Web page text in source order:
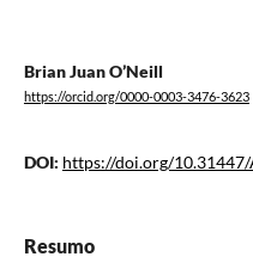
Brian Juan O’Neill
https://orcid.org/0000-0003-3476-3623
DOI: https://doi.org/
Resumo